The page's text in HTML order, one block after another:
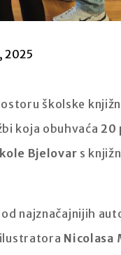
2025
školske
koja obuhvaća20
Bjelovar s
najznačajnijih
Nicolasa